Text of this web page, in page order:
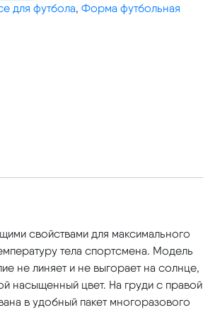
для футбола, Форма футбольная
свойствами для максимального
тела спортсмена. Модель
не линяет и не выгорает на солнце,
насыщенный цвет. На груди с правой
в удобный пакет многоразового